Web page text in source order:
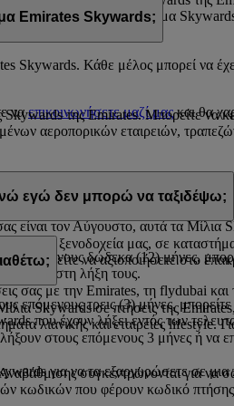
σας στο πρόγραμμα
Emirates Skywards;
Skywards. Κάθε μέλος μπορεί να
ναεπικοινωνήσετε μαζί μαςκαι θα
της Emirates. Μπορείτε να
αεροπορικών εταιρειών,
του ημερολογιακού έτους που
είναι τον Αύγουστο, αυτά τα
επόμενους δώδεκα (12) μήνες,
στη λήξη τους.
τρεις (3) μήνες, μπορείτε
που έχουν λήξει εντός των
εγώ δεν μπορώ να ταξιδέψω;
στα ξενοδοχεία μας, σε
μπορείτε να αξιοποιήσετε στο
σας με την Emirates, τη flydubai και
στους επόμενους 3 μήνες ή
Skywards σε πτήσεις της
λιανικής και εταιρείες lifestyle.
για να τα εξαργυρώσετε σε
συγκεντρώνονται για να
κωδικών που φέρουν κωδικό